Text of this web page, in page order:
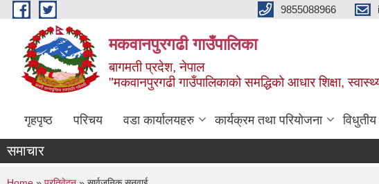
Skip to main content 9855088966
मकवानपुरगढी गाउँपालिका
बागमती प्रदेश, नेपाल
"मकवानपुरगढी गाउँपालिकाको समद्धिको आधार शिक्षा,
गृहपृष्ठ परिचय वडा कार्यालयहरु कार्यक्रम तथा परियोजना
समाचार